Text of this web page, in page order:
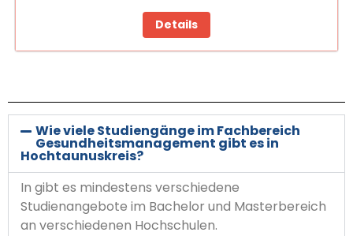
Details
Wie viele Studiengänge im Fachbereich
Gesundheitsmanagement gibt es in
Hochtaunuskreis?
In gibt es mindestens verschiedene
Studienangebote im Bachelor und Masterbereich
an verschiedenen Hochschulen.